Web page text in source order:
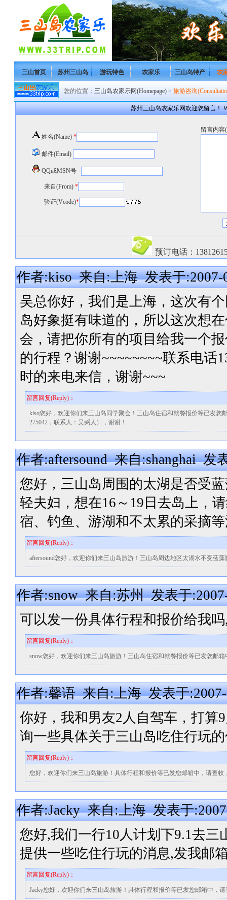
三山首页 苏州三山岛 游玩特色 农家乐 三山岛特产 农
您的位置： 三山岛农家乐网(Homepage) > 旅游咨询
苏州三山岛农家乐网欢迎您留言！
姓名(Name) *
邮件(Email)
QQ或MSN号
来自(From) *
验证(Vcode)*
留言内容
预订电话：
作者:kiso 来自:上海 发表于
吴总你好，我们是上海，这次有
岛好象挺有味道的，所以这次想
会，请把你所有的项目给我一个
的行程？谢谢~~~~~~~~联系电话
时的来电来信，谢谢~~~
留言回复(Reply)：
kiso您好，欢迎你们来三山岛同学聚会！三山岛住宿和就餐报价等已发您
275042，联系人：吴弼人），谢谢！
作者:aftersound 来自:shanghai 发
您好，三山岛周围的太湖是否受
轻夫妇，想在16～19日去岛上，
宿、钓鱼、游湖和不太累的采摘
留言回复(Reply)：
aftersound您好，欢迎你们来三山岛旅游！三山岛周边地区太湖水不受蓝
作者:snow 来自:苏州 发表于
可以发一份具体行程和报价给我
留言回复(Reply)：
snow您好，欢迎你们来三山岛旅游！三山岛住宿和就餐报价等已发您邮
作者:馨语 来自:上海 发表于
你好，我和男友2人自驾车，打算
询一些具体关于三山岛吃住行玩
留言回复(Reply)：
您好，欢迎你们来三山岛旅游！具体行程和报价等已发您邮箱中，请查收
作者:Jacky 来自:上海 发表于
您好,我们一行10人计划下9.1去
提供一些吃住行玩的消息,发我邮
留言回复(Reply)：
Jacky您好，欢迎你们来三山岛旅游！具体行程和报价等已发您邮箱中，